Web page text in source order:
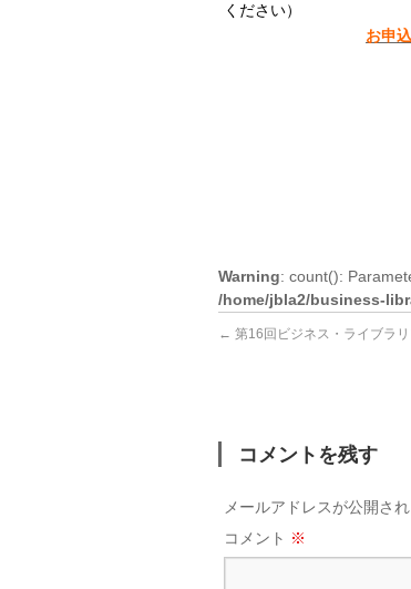
ください）
お申
Warning: count():
/home/jbla2/business-
← 第16回ビジネス・ライブラ
コメントを残す
メールアドレスが公開さ
コメント ※